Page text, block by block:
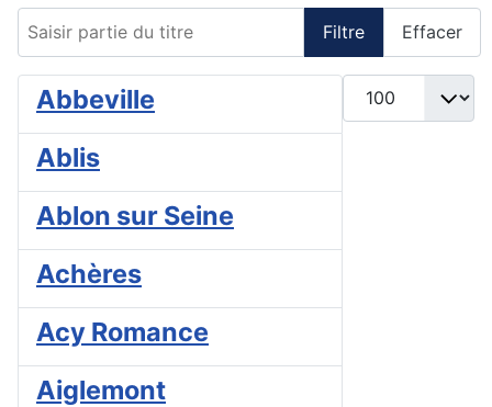
Filtre Effacer
Afficher #
Abbeville
Ablis
Ablon sur Seine
Achères
Acy Romance
Aiglemont